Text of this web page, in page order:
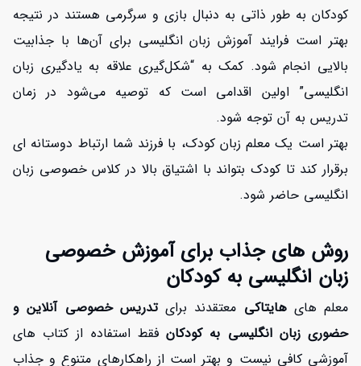
کودکان به طور ذاتی به دنبال بازی و سرگرمی هستند در نتیجه
بهتر است فرایند آموزش زبان انگلیسی برای آن‌ها با جذابیت
بالایی انجام شود. کمک به “شکل‌گیری علاقه به یادگیری زبان
انگلیسی” اولین اقدامی است که توصیه می‌شود در زمان
تدریس به آن توجه شود.
بهتر است یک معلم زبان کودک، با فرزند شما ارتباط دوستانه ای
برقرار کند تا کودک بتواند با اشتیاق بالا در کلاس خصوصی زبان
انگلیسی حاضر شود.
روش های جذاب برای آموزش خصوصی
زبان انگلیسی به کودکان
معلم هایهایتاکی معتقدند برایتدریس خصوصی آنلاین و
حضوری زبان انگلیسی به کودکانفقط استفاده از کتاب های
آموزشی کافی نیست و بهتر است از راهکارهای متنوع و جذاب